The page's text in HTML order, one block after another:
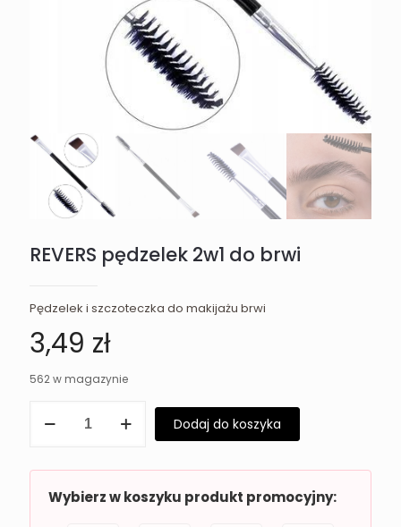
REVERS pędzelek 2w1 do brwi
Pędzelek i szczoteczka do makijażu brwi
3,49 zł
562 w magazynie
REVERS
do
brwi
Dodaj do koszyka
Wybierz w koszyku produkt promocyjny: